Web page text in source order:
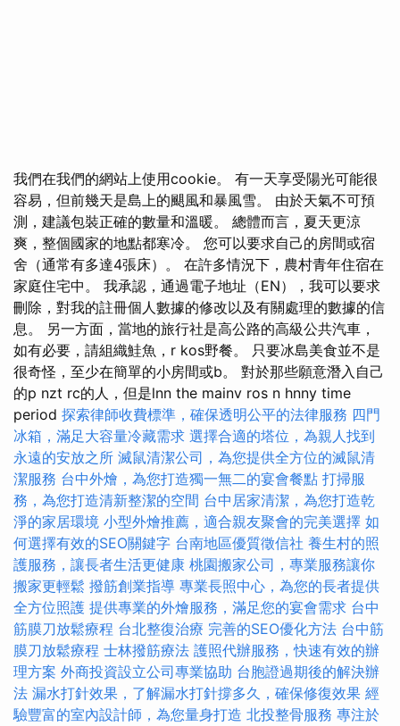
我們在我們的網站上使用cookie。 有一天享受陽光可能很
容易，但前幾天是島上的颶風和暴風雪。 由於天氣不可預
測，建議包裝正確的數量和溫暖。 總體而言，夏天更涼
爽，整個國家的地點都寒冷。 您可以要求自己的房間或宿
舍（通常有多達4張床）。 在許多情況下，農村青年住宿在
家庭住宅中。 我承認，通過電子地址（EN），我可以要求
刪除，對我的註冊個人數據的修改以及有關處理的數據的信
息。 另一方面，當地的旅行社是高公路的高級公共汽車，
如有必要，請組織鮭魚，r kos野餐。 只要冰島美食並不是
很奇怪，至少在簡單的小房間或b。 對於那些願意潛入自己
的p nzt rc的人，但是lnn the mainv ros n hnny time
period 探索律師收費標準，確保透明公平的法律服務 四門
冰箱，滿足大容量冷藏需求 選擇合適的塔位，為親人找到
永遠的安放之所 滅鼠清潔公司，為您提供全方位的滅鼠清
潔服務 台中外燴，為您打造獨一無二的宴會餐點 打掃服
務，為您打造清新整潔的空間 台中居家清潔，為您打造乾
淨的家居環境 小型外燴推薦，適合親友聚會的完美選擇 如
何選擇有效的SEO關鍵字 台南地區優質徵信社 養生村的照
護服務，讓長者生活更健康 桃園搬家公司，專業服務讓你
搬家更輕鬆 撥筋創業指導 專業長照中心，為您的長者提供
全方位照護 提供專業的外燴服務，滿足您的宴會需求 台中
筋膜刀放鬆療程 台北整復治療 完善的SEO優化方法 台中筋
膜刀放鬆療程 士林撥筋療法 護照代辦服務，快速有效的辦
理方案 外商投資設立公司專業協助 台胞證過期後的解決辦
法 漏水打針效果，了解漏水打針撐多久，確保修復效果 經
驗豐富的室內設計師，為您量身打造 北投整骨服務 專注於